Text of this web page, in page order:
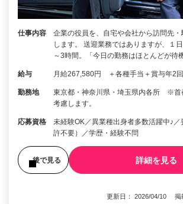
仕事内容
企業の役員を、自宅や会社から訪問先
します。 送迎業務ではありますが、１
～3時間。「今日の勤務はほとんどが待
給与 月給267,580円 ＋各種手当＋賞与年2回
勤務地
東京都・神奈川県・埼玉県内各所 ※首
考慮します。
応募資格
未経験OK／異業種出身者多数活躍中♪
許不要）／学歴・経験不問
後で見る 詳細を見る
更新日： 2026/04/10 掲